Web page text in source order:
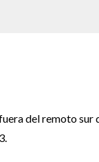
del remoto sur